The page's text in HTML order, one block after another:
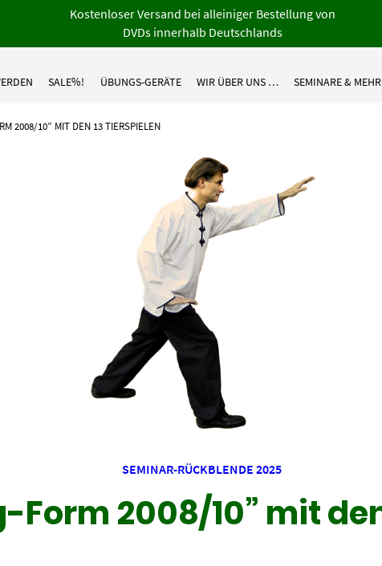
Kostenloser Versand bei alleiniger Bestellung von
DVDs innerhalb Deutschlands
SALE%! ÜBUNGS-GERÄTE WIR ÜBER UNS … SEMINARE & MEHR
2008/10” MIT DEN 13 TIERSPIELEN
SEMINAR-RÜCKBLENDE 2025
Form 2008/10” mit